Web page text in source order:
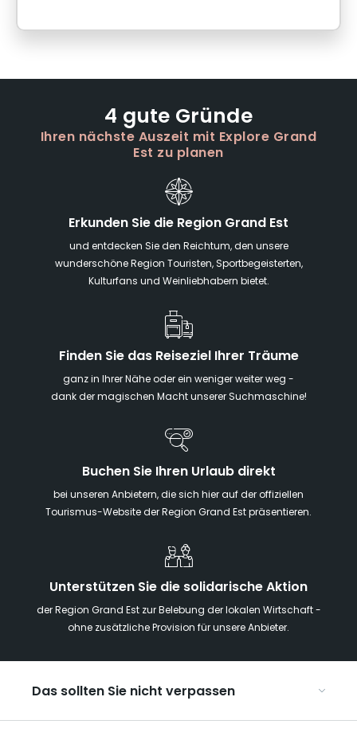
4 gute Gründe
Ihren nächste Auszeit mit Explore Grand
Est zu planen
Erkunden Sie die Region Grand Est
und entdecken Sie den Reichtum, den unsere
wunderschöne Region Touristen, Sportbegeisterten,
Kulturfans und Weinliebhabern bietet.
Finden Sie das Reiseziel Ihrer Träume
ganz in Ihrer Nähe oder ein weniger weiter weg -
dank der magischen Macht unserer Suchmaschine!
Buchen Sie Ihren Urlaub direkt
bei unseren Anbietern, die sich hier auf der offiziellen
Tourismus-Website der Region Grand Est präsentieren.
Unterstützen Sie die solidarische Aktion
der Region Grand Est zur Belebung der lokalen Wirtschaft -
ohne zusätzliche Provision für unsere Anbieter.
Das sollten Sie nicht verpassen